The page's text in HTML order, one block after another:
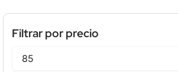
Filtrar por precio